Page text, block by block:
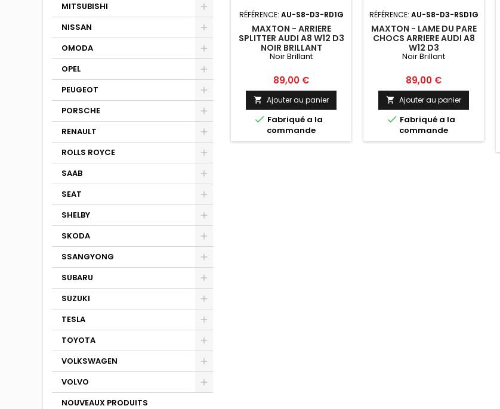
MITSUBISHI
NISSAN
OMODA
OPEL
PEUGEOT
PORSCHE
RENAULT
ROLLS ROYCE
SAAB
SEAT
SHELBY
SKODA
SSANGYONG
SUBARU
SUZUKI
TESLA
TOYOTA
VOLKSWAGEN
VOLVO
NOUVEAUX PRODUITS
RÉFÉRENCE: AU-S8-D3-RD1G
MAXTON - ARRIERE
SPLITTER AUDI A8 W12 D3
NOIR BRILLANT
Noir Brillant
Prix
89,00 €
 Ajouter au panier
 Fabriqué a la
commande
RÉFÉRENCE: AU-S8-D3-RSD1G
MAXTON - LAME DU PARE
CHOCS ARRIERE AUDI A8
W12 D3
Noir Brillant
Prix
89,00 €
 Ajouter au panier
 Fabriqué a la
commande